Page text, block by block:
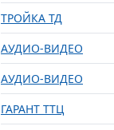
ТРОЙКА ТД
АУДИО-ВИДЕО
АУДИО-ВИДЕО
ГАРАНТ ТТЦ